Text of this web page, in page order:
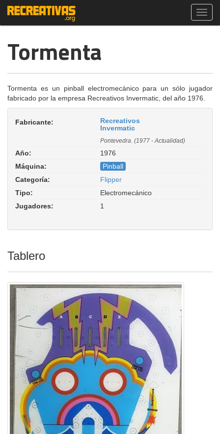
Tormenta
Tormenta es un pinball electromecánico para un sólo jugador
fabricado por la empresa Recreativos Invermatic, del año 1976.
Fabricante:
Recreativos
Invermatic
Pontevedra. (1977 - Actualidad)
Año:
1976
Máquina:
Pinball
Categoría:
Flipper
Tipo:
Electromecánico
Jugadores:
1
Tablero